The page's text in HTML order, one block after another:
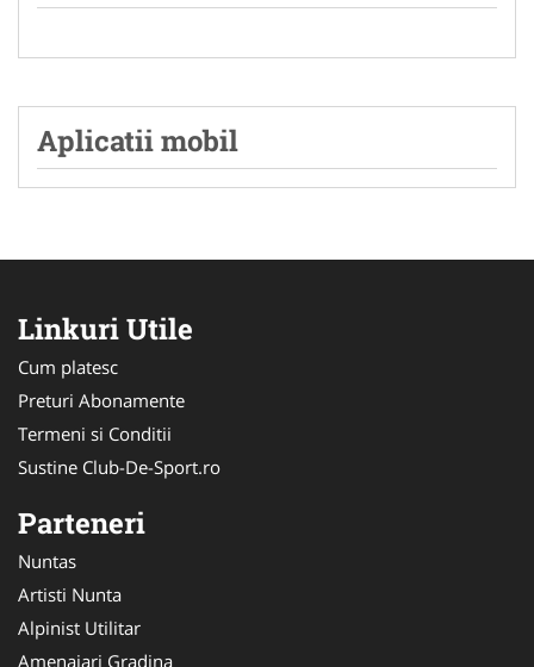
Aplicatii mobil
Linkuri Utile
Cum platesc
Preturi Abonamente
Termeni si Conditii
Sustine Club-De-Sport.ro
Parteneri
Nuntas
Artisti Nunta
Alpinist Utilitar
Amenajari Gradina